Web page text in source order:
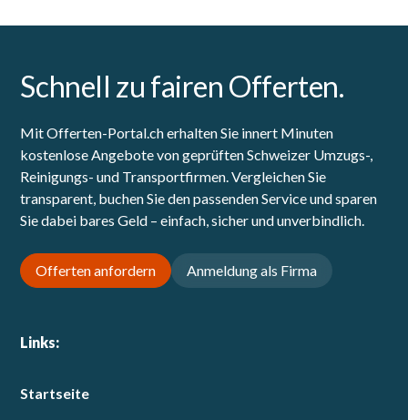
Schnell zu fairen Offerten.
Mit Offerten-Portal.ch erhalten Sie innert Minuten
kostenlose Angebote von geprüften Schweizer Umzugs-,
Reinigungs- und Transportfirmen. Vergleichen Sie
transparent, buchen Sie den passenden Service und sparen
Sie dabei bares Geld – einfach, sicher und unverbindlich.
Offerten anfordern Anmeldung als Firma
Links:
Startseite